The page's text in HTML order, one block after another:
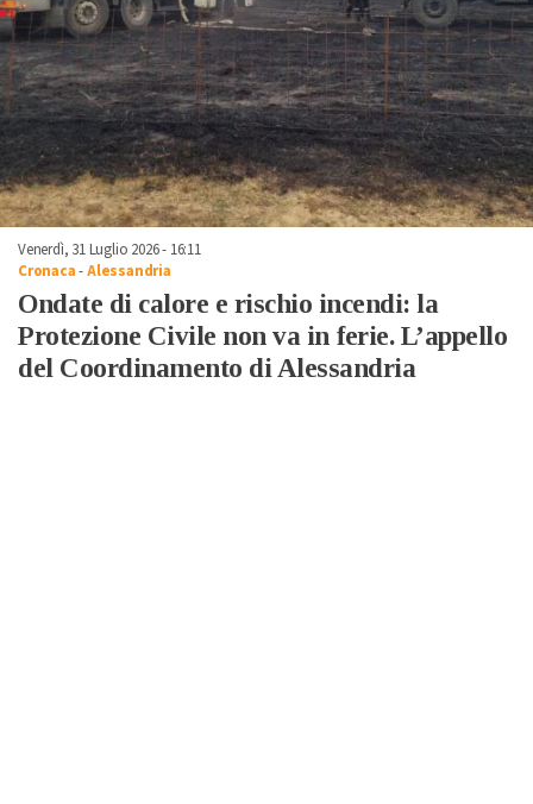
Venerdì, 31 Luglio 2026 - 16:11
Cronaca-Alessandria
Ondate di calore e rischio incendi: la
Protezione Civile non va in ferie. L’appello
del Coordinamento di Alessandria